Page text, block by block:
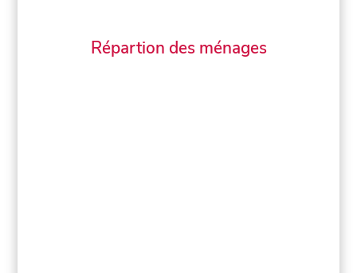
Répartion des ménages